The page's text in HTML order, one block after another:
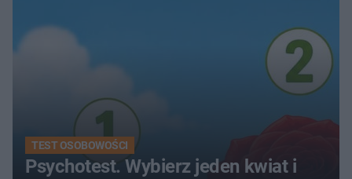
TEST OSOBOWOŚCI
Psychotest. Wybierz jeden kwiat i